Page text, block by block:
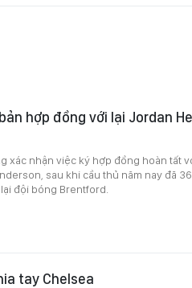
hợp đồng với lại Jordan
xác nhận việc ký hợp đồng hoàn tất
sau khi cầu thủ năm nay đã
đội bóng Brentford.
tay Chelsea